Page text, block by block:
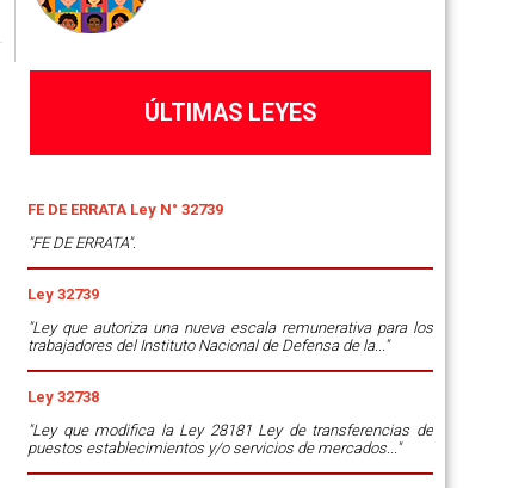
ÚLTIMAS LEYES
FE DE ERRATA Ley N° 32739
"FE DE ERRATA".
Ley 32739
"Ley que autoriza una nueva escala remunerativa para los
trabajadores del Instituto Nacional de Defensa de la..."
Ley 32738
"Ley que modifica la Ley 28181 Ley de transferencias de
puestos establecimientos y/o servicios de mercados..."